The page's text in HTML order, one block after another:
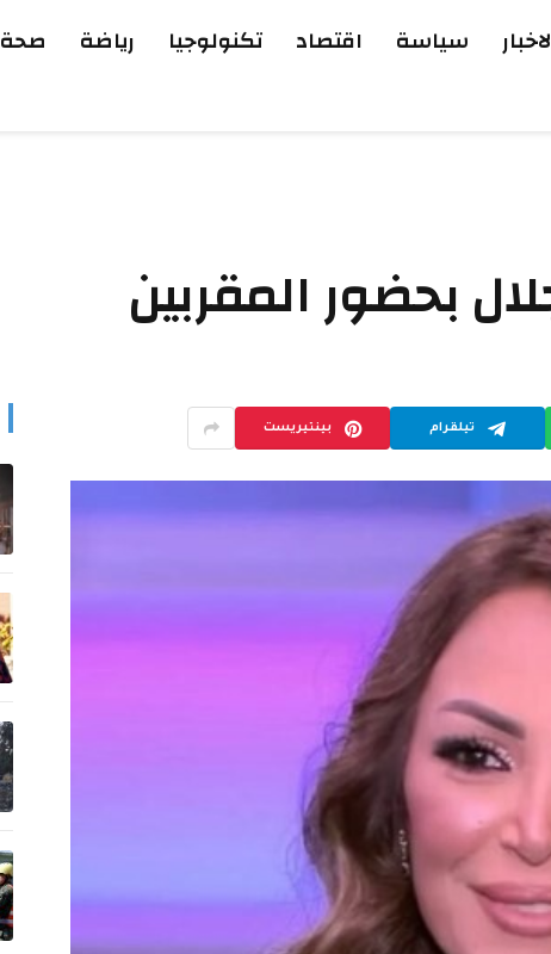
سياسة اقتصاد تكنولوجيا رياضة صحة
بحضور المقربين
تيلقرام بينتيريست